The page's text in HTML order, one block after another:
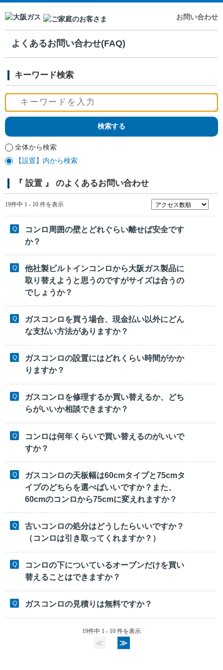
お問い合わせ
よくあるお問い合わせ(FAQ)
キーワード検索
全体から検索
【設置】内から検索
『 設置 』 のよくあるお問い合わせ
19件中 1 - 10 件を表示
コンロ周囲の壁とどれぐらい離せば安全です
か？
他社製ビルトインコンロから大阪ガス製品に
取り替えようと思うのですがサイズは合うの
でしょうか？
ガスコンロを買う場合、現金払い以外にどん
な支払い方法がありますか？
ガスコンロの設置にはどれくらい時間がかか
りますか？
ガスコンロを修理するか買い替えるか、どち
らがいいか相談できますか？
コンロは何年くらいで買い替えるのがいいで
すか？
ガスコンロの天板幅は60cmタイプと75cmタ
イプのどちらを選べばいいですか？また、
60cmのコンロから75cmに変えれますか？
古いコンロの処分はどうしたらいいですか？
（コンロは引き取ってくれますか？）
コンロの下についているオーブンだけを買い
替えることはできますか？
ガスコンロの見積りは無料ですか？
19件中 1 - 10 件を表示
≪ ≫